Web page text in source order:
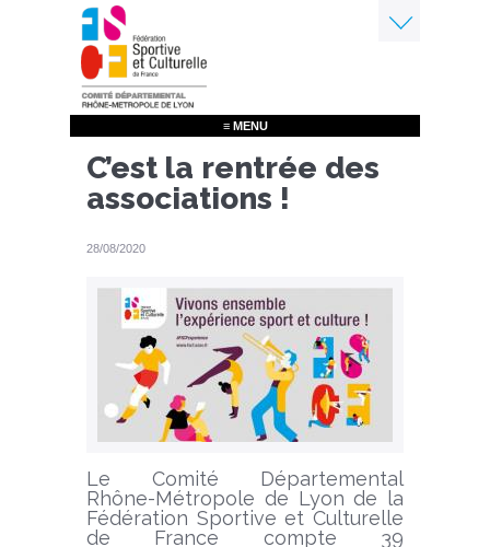
Aller
au
contenu
principal
≡ MENU
C’est la rentrée des
associations !
28/08/2020
Le Comité Départemental
Rhône-Métropole de Lyon de la
Fédération Sportive et Culturelle
de France compte 39